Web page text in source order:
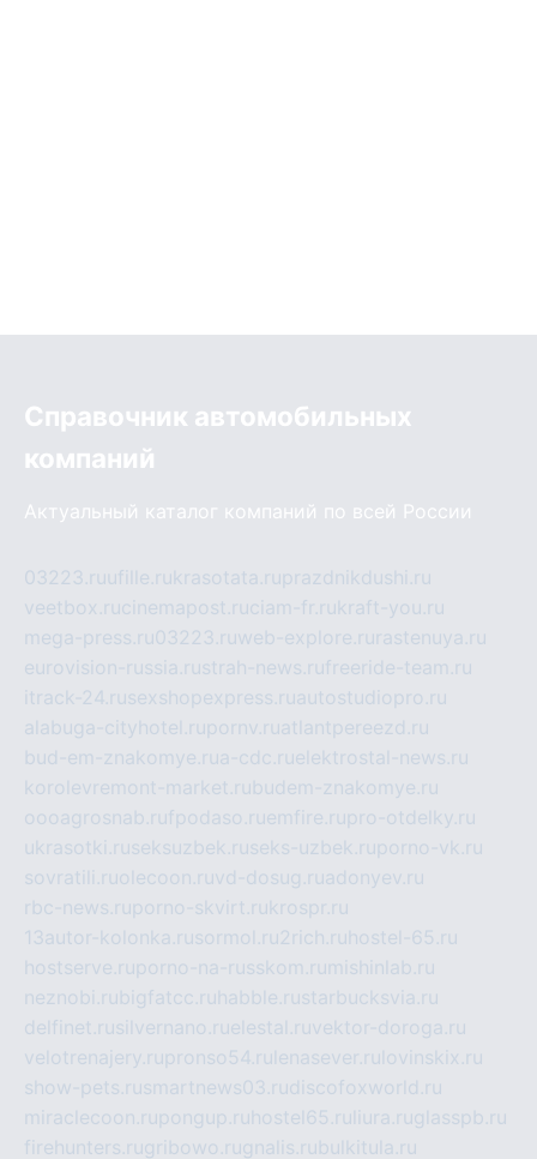
Справочник автомобильных
компаний
Актуальный каталог компаний по всей России
03223.ruufille.rukrasotata.ruprazdnikdushi.ru
veetbox.rucinemapost.ruciam-fr.rukraft-you.ru
mega-press.ru03223.ruweb-explore.ru rastenuya.ru
eurovision-russia.rustrah-news.rufreeride-team.ru
itrack-24.rusexshopexpress.ruautostudiopro.ru
alabuga-cityhotel.rupornv.ruatlantpereezd.ru
bud-em-znakomye.rua-cdc.ruelektrostal-news.ru
korolevremont-market.rubudem-znakomye.ru
oooagrosnab.rufpodaso.ruemfire.rupro-otdelky.ru
ukrasotki.ruseksuzbek.ruseks-uzbek.ruporno-vk.ru
sovratili.ruolecoon.ruvd-dosug.ruadonyev.ru
rbc-news.ruporno-skvirt.rukrospr.ru
13autor-kolonka.rusormol.ru2rich.ru hostel-65.ru
hostserve.ruporno-na-russkom.ru mishinlab.ru
neznobi.rubigfatcc.ru habble.rustarbucksvia.ru
delfinet.rusilvernano.ruelestal.ruvektor-doroga.ru
velotrenajery.rupronso54.ru lenasever.ru lovinskix.ru
show-pets.rusmartnews03.rudiscofoxworld.ru
miraclecoon.rupongup.ru hostel65.ru liura.ruglasspb.ru
firehunters.rugribowo.rugnalis.rubulkitula.ru